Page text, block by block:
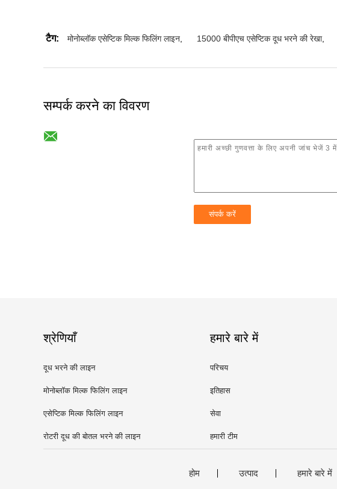
टैग: मोनोब्लॉक एसेप्टिक मिल्क फिलिंग लाइन 15000 बीपीएच एसेप्टिक दूध भरने की रेखा,
सम्पर्क करने का विवरण
श्रेणियाँ
दूध भरने की लाइन
मोनोब्लॉक मिल्क फिलिंग लाइन
एसेप्टिक मिल्क फिलिंग लाइन
रोटरी दूध की बोतल भरने की लाइन
हमारे बारे में
परिचय
इतिहास
सेवा
हमारी टीम
होम उत्पाद हमारे बारे में